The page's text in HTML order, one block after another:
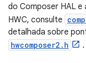
do Composer HAL
HWC, consulte
detalhada sobre
hwcomposer2.h .